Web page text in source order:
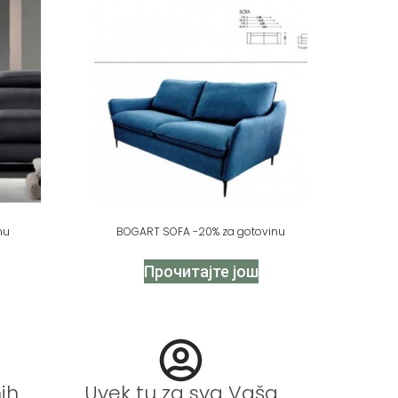
BOGART SOFA -20% za gotovinu
Прочитајте још